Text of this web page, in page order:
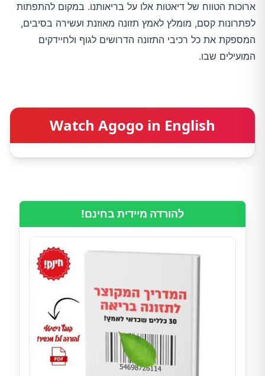
ארוכות הטווח של דיאטות אלו על בריאותנו. במקום להתפתות
לפתרונות קסם, מומלץ לאמץ תזונה מאוזנת ועשירה בסיבים,
המספקת את כל רכיבי התזונה הדרושים לגוף ולחיידקים
המועילים שבו.
Watch Agogo in English
להורדה מיידית בחינם!